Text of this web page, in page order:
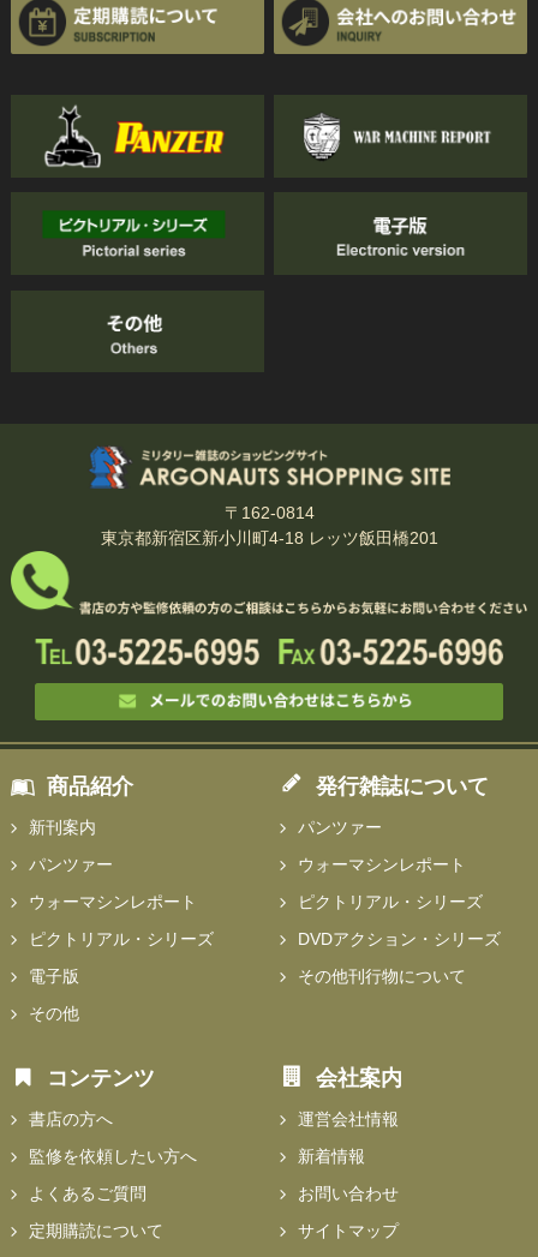
〒162-0814
東京都新宿区新小川町4-18 レッツ飯田橋201
商品紹介
新刊案内
パンツァー
ウォーマシンレポート
ピクトリアル・シリーズ
電子版
その他
発行雑誌について
パンツァー
ウォーマシンレポート
ピクトリアル・シリーズ
DVDアクション・シリーズ
その他刊行物について
コンテンツ
書店の方へ
監修を依頼したい方へ
よくあるご質問
定期購読について
会社案内
運営会社情報
新着情報
お問い合わせ
サイトマップ